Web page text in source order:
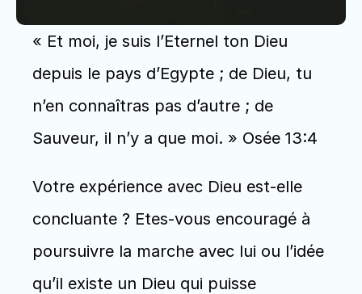
« Et moi, je suis l’Eternel ton Dieu
depuis le pays d’Egypte ; de Dieu, tu
n’en connaîtras pas d’autre ; de
Sauveur, il n’y a que moi. » Osée 13:4
Votre expérience avec Dieu est-elle
concluante ? Etes-vous encouragé à
poursuivre la marche avec lui ou l’idée
qu’il existe un Dieu qui puisse